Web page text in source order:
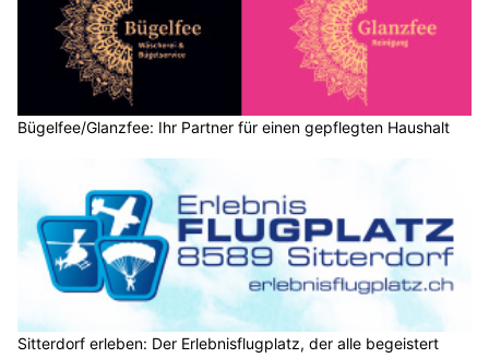
Bügelfee/Glanzfee: Ihr Partner für einen gepflegten Haushalt
Sitterdorf erleben: Der Erlebnisflugplatz, der alle begeistert